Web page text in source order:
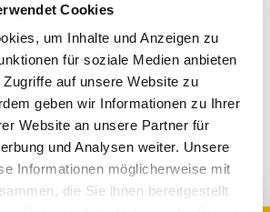
Cookies
um Inhalte und Anzeigen zu
für soziale Medien anbieten
auf unsere Website zu
geben wir Informationen zu Ihrer
Website an unsere Partner für
und Analysen weiter. Unsere
Informationen möglicherweise mit
die Sie ihnen bereitgestellt
sind
Halt,